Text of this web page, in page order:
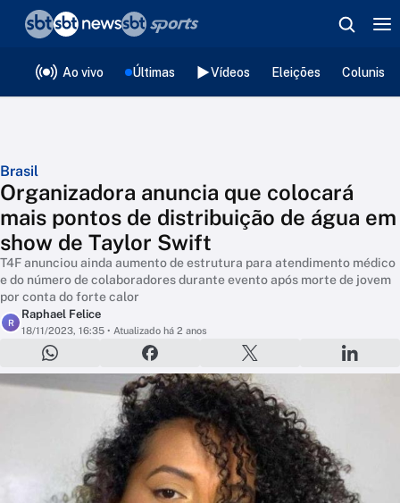
Ao vivo Últimas Vídeos Eleições
Brasil
Organizadora anuncia que colocará
mais pontos de distribuição de água em
show de Taylor Swift
T4F anunciou ainda aumento de estrutura para atendimento médico
e do número de colaboradores durante evento após morte de jovem
por conta do forte calor
R
Raphael Felice
18/11/2023, 16:35 • Atualizado há 2 anos
❮voltar
Editorias